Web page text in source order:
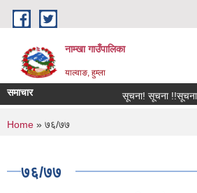
Skip to main content
नाम्खा गाउँपालिका
याल्वाङ, हुम्ला
समाचार सूचना! सूचना !!सूचना !!!
You are here
Home » ७६/७७
७६/७७